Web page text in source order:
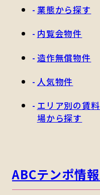
業態から探す
内覧会物件
造作無償物件
人気物件
エリア別の賃
場から探す
ABCテンポ情